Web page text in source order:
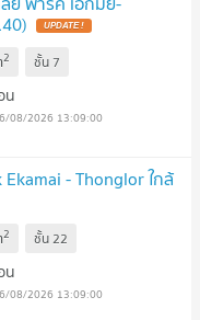
2 ชั้น 7
น
08/2026 13:09:00
- Thonglor ใกล้
2 ชั้น22
น
08/2026 13:09:00